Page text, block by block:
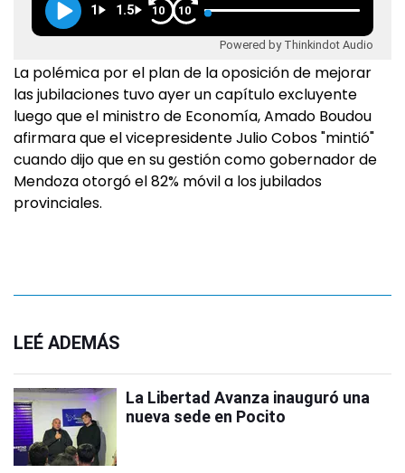
1 1.5 10 10
Powered by Thinkindot Audio
La polémica por el plan de la oposición de mejorar
las jubilaciones tuvo ayer un capítulo excluyente
luego que el ministro de Economía, Amado Boudou
afirmara que el vicepresidente Julio Cobos "mintió"
cuando dijo que en su gestión como gobernador de
Mendoza otorgó el 82% móvil a los jubilados
provinciales.
LEÉ ADEMÁS
La Libertad Avanza inauguró una
nueva sede en Pocito